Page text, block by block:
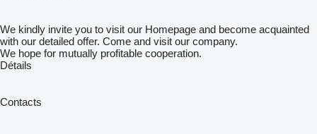
We kindly invite you to visit our Homepage and become acquainted
with our detailed offer. Come and visit our company.
We hope for mutually profitable cooperation.
Détails
Contacts